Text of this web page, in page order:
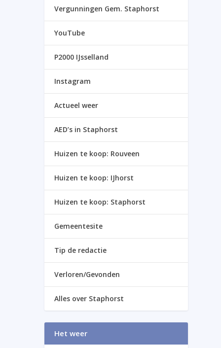
Vergunningen Gem. Staphorst
YouTube
P2000 IJsselland
Instagram
Actueel weer
AED’s in Staphorst
Huizen te koop: Rouveen
Huizen te koop: IJhorst
Huizen te koop: Staphorst
Gemeentesite
Tip de redactie
Verloren/Gevonden
Alles over Staphorst
Het weer